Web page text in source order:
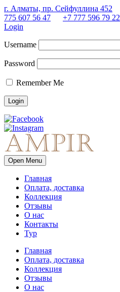
г. Алматы, пр. Сейфуллина 452
775 607 56 47
+7 777 596 79 22
Login
Username
Password
Remember Me
Open Menu
Главная
Оплата, доставка
Коллекция
Отзывы
О нас
Контакты
Тур
Главная
Оплата, доставка
Коллекция
Отзывы
О нас